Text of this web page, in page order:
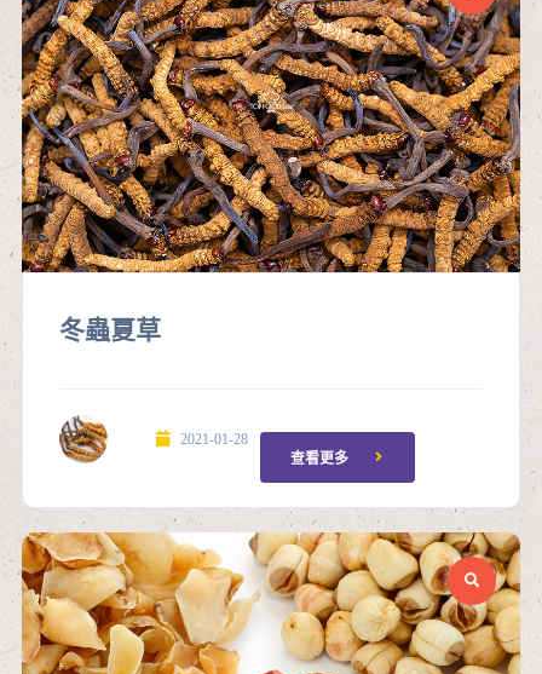
冬蟲夏草
2021-01-28
查看更多